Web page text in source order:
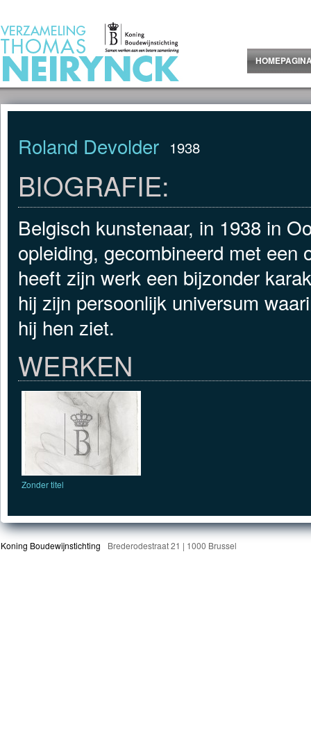
Roland Devolder 1938
BIOGRAFIE:
Belgisch kunstenaar, in 1938 in
opleiding, gecombineerd met een
heeft zijn werk een bijzonder
hij zijn persoonlijk universum
hij hen ziet.
WERKEN
Zonder titel
Koning Boudewijnstichting Brederodestraat 21 | 1000 Brussel